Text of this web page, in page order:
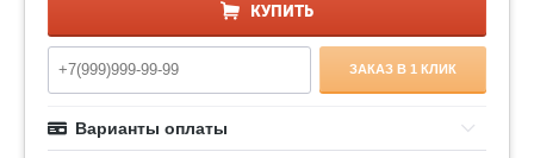
КУПИТЬ
ЗАКАЗ В 1 КЛИК
Варианты оплаты